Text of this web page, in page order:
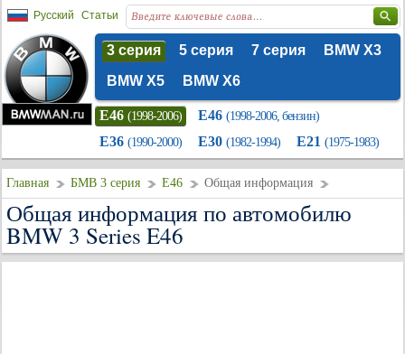
Русский Статьи
3 серия 5 серия 7 серия
BMW X3
BMW X5
BMW X6
E46 (1998-2006) E46 (1998-2006, бензин)
E36 (1990-2000) E30 (1982-1994) E21 (1975-1983)
Главная БМВ 3 серия E46 Общая информация
Общая информация по автомобилю
BMW 3 Series E46